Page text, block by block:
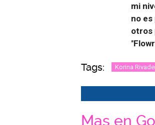
mi
no es
otros
"
Tags: Korina
Mas en